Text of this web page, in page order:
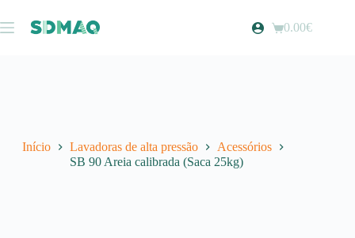
para
o
Carrinho
0.00€
Início Lavadoras de alta pressão
Acessórios
SB 90 Areia calibrada (Saca 25kg)